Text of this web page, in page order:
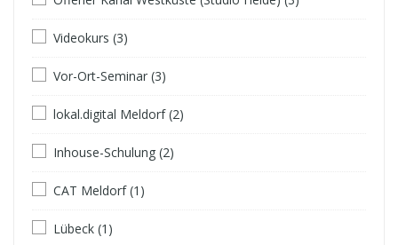
Videokurs (3)
Vor-Ort-Seminar (3)
lokal.digital Meldorf (2)
Inhouse-Schulung (2)
CAT Meldorf (1)
Lübeck (1)